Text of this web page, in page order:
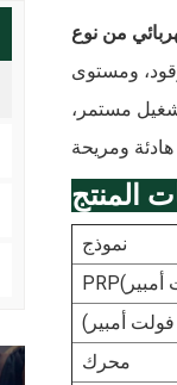
ومستوى
مستمر،
المنتج
نموذج
أمبير)
محرك